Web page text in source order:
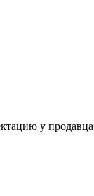
у продавца